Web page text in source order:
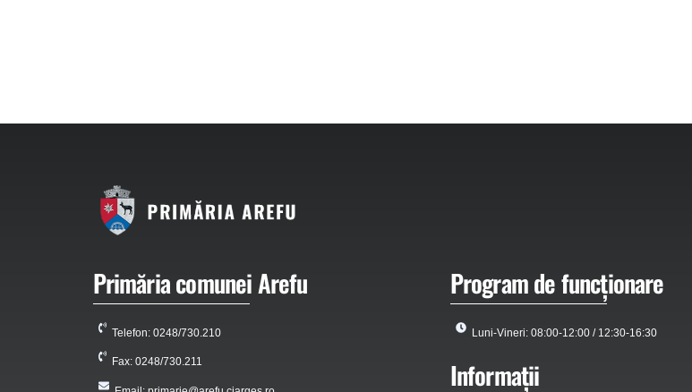
Primăria comunei Arefu
Telefon: 0248/730.210
Fax: 0248/730.211
Program de funcționare
Luni-Vineri: 08:00-12:00 / 12:30-16:30
Informații